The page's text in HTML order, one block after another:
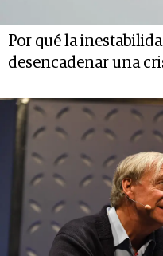
Por qué la
desencadenar una